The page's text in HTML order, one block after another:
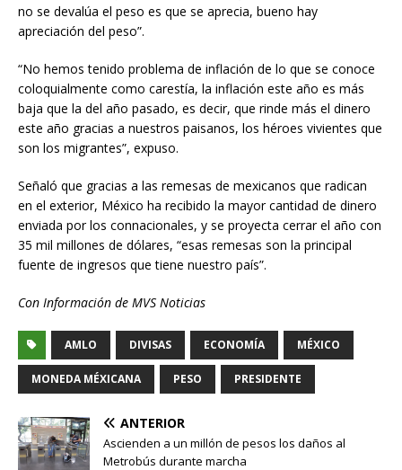
no se devalúa el peso es que se aprecia, bueno hay
apreciación del peso”.
“No hemos tenido problema de inflación de lo que se conoce
coloquialmente como carestía, la inflación este año es más
baja que la del año pasado, es decir, que rinde más el dinero
este año gracias a nuestros paisanos, los héroes vivientes que
son los migrantes”, expuso.
Señaló que gracias a las remesas de mexicanos que radican
en el exterior, México ha recibido la mayor cantidad de dinero
enviada por los connacionales, y se proyecta cerrar el año con
35 mil millones de dólares, “esas remesas son la principal
fuente de ingresos que tiene nuestro país”.
Con Información de MVS Noticias
AMLO DIVISAS ECONOMÍA MÉXICO
MONEDA MÉXICANA PESO PRESIDENTE
ANTERIOR
Ascienden a un millón de pesos los daños al
Metrobús durante marcha